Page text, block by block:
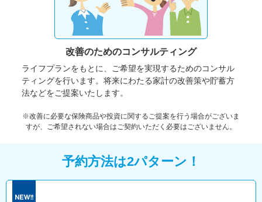
改善のためのコンサルティング
ライフプランをもとに、ご希望を実現するためのコンサル
ティングを行います。将来にわたる家計の改善策や貯蓄方
法などをご提案いたします。
※改善に必要な保険商品や投資に関するご提案を行う場合がございま
すが、ご希望されない場合はご契約いただく必要はございません。
予約方法は2パターン！